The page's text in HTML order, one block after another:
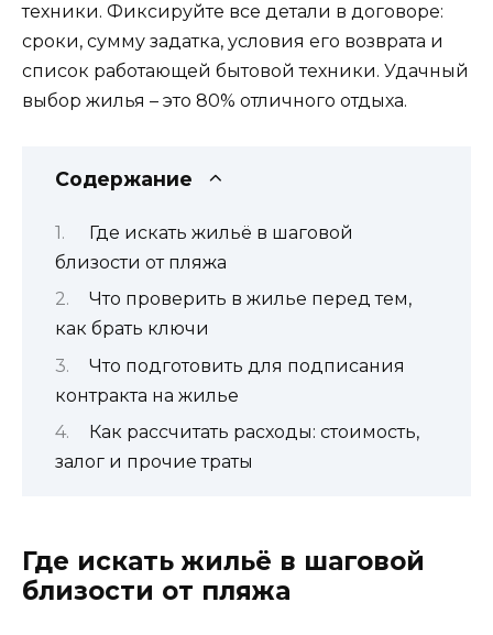
техники. Фиксируйте все детали в договоре:
сроки, сумму задатка, условия его возврата и
список работающей бытовой техники. Удачный
выбор жилья – это 80% отличного отдыха.
Содержание
Где искать жильё в шаговой
близости от пляжа
Что проверить в жилье перед тем,
как брать ключи
Что подготовить для подписания
контракта на жилье
Как рассчитать расходы: стоимость,
залог и прочие траты
Где искать жильё в шаговой
близости от пляжа